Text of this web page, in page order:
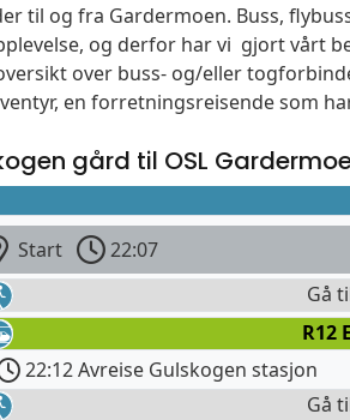
til og fra Gardermoen. Buss,
og derfor har vi gjort vårt
over buss- og/eller
en forretningsreisende som
gård til OSL
Start 22:07
Gå
R12
22:12 Avreise Gulskogen stasjon
Gå